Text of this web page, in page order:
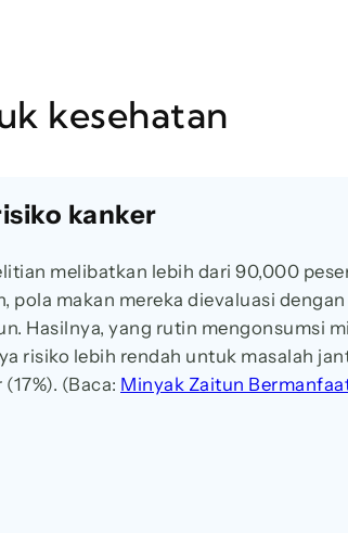
kesehatan
kanker
melibatkan lebih dari 90,000
pola makan mereka dievaluasi dengan
Hasilnya, yang rutin mengonsumsi
risiko lebih rendah untuk masalah
(Baca: Minyak Zaitun